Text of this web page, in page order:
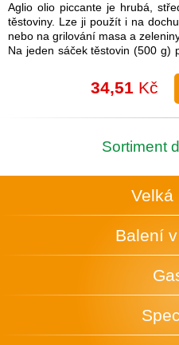
Aglio olio piccante je hrubá,
těstoviny. Lze ji použít i na
nebo na grilování masa a
Na jeden sáček těstovin (500 g)
Návod na přípravu: Do
směs a lžíci olivového oleje. Je
rozehřát a koření na něm
následně přidat směs k
v obchodě.
Uchovávejte v suchu a temnu.
34,51Kč
Sortiment
Velká
Balení